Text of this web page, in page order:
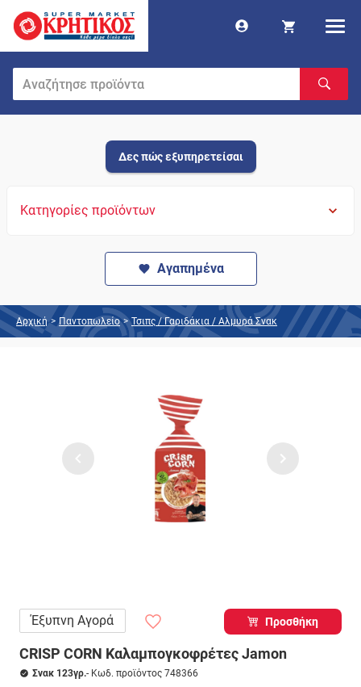
Δες πώς εξυπηρετείσαι
Κατηγορίες προϊόντων
Αγαπημένα
Αρχική > Παντοπωλείο > Τσιπς / Γαριδάκια / Αλμυρά Σνακ
Έξυπνη Αγορά Προσθήκη
CRISP CORN Καλαμπογκοφρέτες Jamon
Σνακ 123γρ.- Κωδ. προϊόντος 748366